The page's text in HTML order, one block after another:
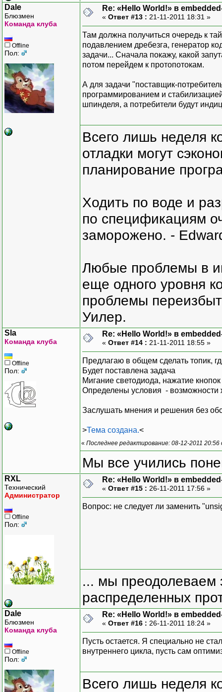
Dale
Блюзмен
Команда клуба
Offline
Пол:
Re: «Hello World!» в
« Ответ #13 : 21-11-2011 18:31 »
Там должна получиться очередь к
подавлением дребезга, генератор
задачи... Сначала покажу, какой
потом перейдем к протопотокам.
А для задачи "поставщик-
программированием и
шпинделя, а потребители будут
Всего лишь неделя
отладки могут
планирование
Ходить по воде и
по спецификациям
заморожено. -
Любые проблемы в
еще одного уровня
проблемы
Уилер.
Sla
Команда клуба
Offline
Пол:
Re: «Hello World!» в
« Ответ #14 : 21-11-2011 18:55 »
Предлагаю в общем сделать топик,
Будет поставлена задача
Мигание светодиода, нажатие
Определены условия - возможности
Заслушать мнения и решения без
>Тема создана.<
« Последнее редактирование: 08-12-2011 20:56
Мы все учились
RXL
Технический
Администратор
Offline
Пол:
Re: «Hello World!» в
« Ответ #15 : 26-11-2011 17:56 »
Вопрос: не следует ли заменить
... мы преодолеваем
распределенных
Dale
Блюзмен
Команда клуба
Offline
Пол:
Re: «Hello World!» в
« Ответ #16 : 26-11-2011 18:24 »
Пусть остается. Я специально не
внутреннего цикла, пусть сам
Всего лишь неделя